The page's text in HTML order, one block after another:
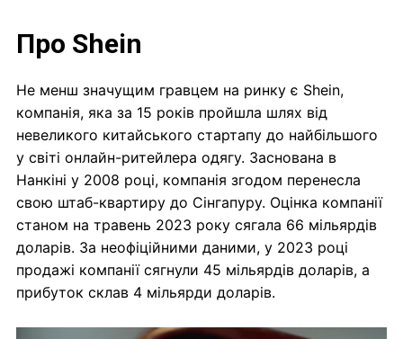
Про Shein
Не менш значущим гравцем на ринку є Shein,
компанія, яка за 15 років пройшла шлях від
невеликого китайського стартапу до найбільшого
у світі онлайн-ритейлера одягу. Заснована в
Нанкіні у 2008 році, компанія згодом перенесла
свою штаб-квартиру до Сінгапуру. Оцінка компанії
станом на травень 2023 року сягала 66 мільярдів
доларів. За неофіційними даними, у 2023 році
продажі компанії сягнули 45 мільярдів доларів, а
прибуток склав 4 мільярди доларів.